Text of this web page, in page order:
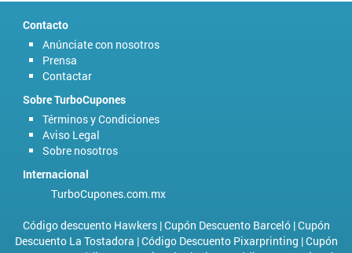
Contacto
Anúnciate con nosotros
Prensa
Contactar
Sobre TurboCupones
Términos y Condiciones
Aviso Legal
Sobre nosotros
Internacional
TurboCupones.com.mx
Código descuento Hawkers|Cupón Descuento Barceló|Cupón
Descuento La Tostadora |Código Descuento Pixarprinting |Cupón